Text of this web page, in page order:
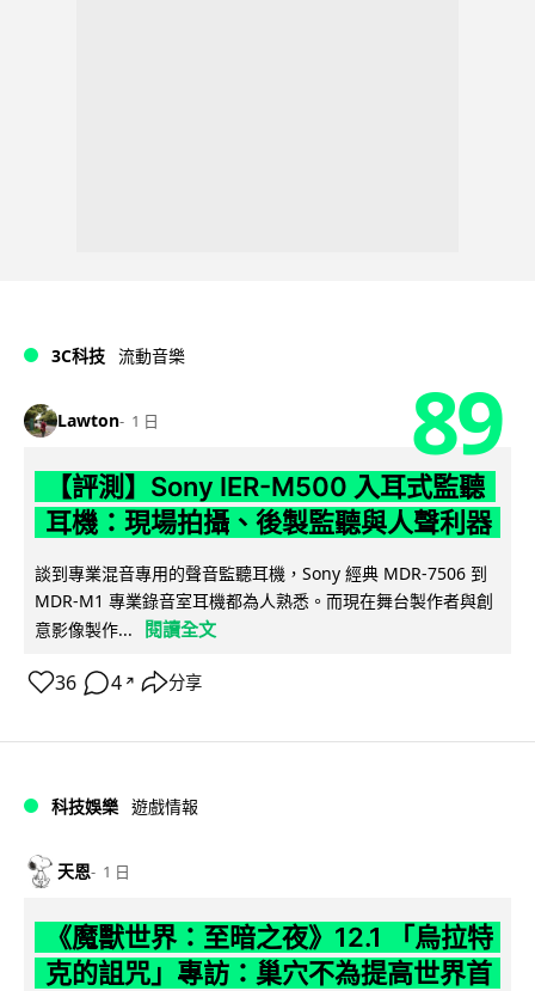
3C科技 流動音樂
Lawton 1 日 89
【評測】Sony IER-M500 入耳式監聽
耳機：現場拍攝、後製監聽與人聲利器
談到專業混音專用的聲音監聽耳機，Sony 經典 MDR-7506 到
MDR-M1 專業錄音室耳機都為人熟悉。而現在舞台製作者與創
意影像製作...
閱讀全文
36 4 ↗ 分享
科技娛樂 遊戲情報
天恩 1 日
《魔獸世界：至暗之夜》12.1 「烏拉特
克的詛咒」專訪：巢穴不為提高世界首